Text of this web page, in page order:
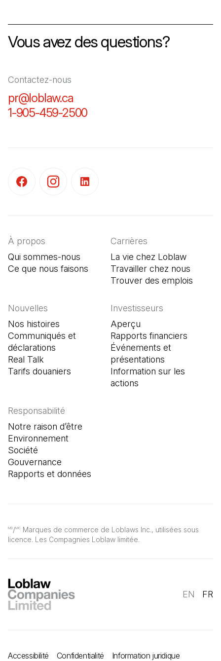
Vous avez des questions?
Contactez-nous
pr@loblaw.ca
1-905-459-2500
MD/MC Marques de commerce de Loblaws Inc., utilisées sous
licence. Les Compagnies Loblaw limitée.
À propos
Qui sommes-nous
Ce que nous faisons
Carrières
La vie chez Loblaw
Travailler chez nous
Trouver des emplois
Nouvelles
Nos histoires
Communiqués et
déclarations
Real Talk
Tarifs douaniers
Investisseurs
Aperçu
Rapports financiers
Événements et
présentations
Information sur les
actions
Responsabilité
Notre raison d’être
Environnement
Société
Gouvernance
Rapports et données
EN FR
Accessibilité Confidentialité
Information juridique